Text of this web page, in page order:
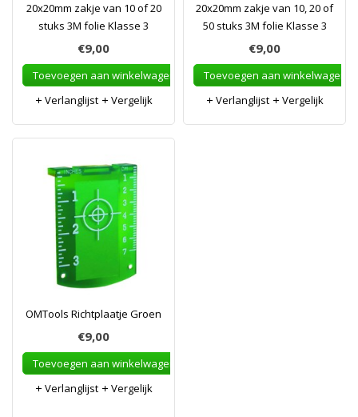
20x20mm zakje van 10 of 20
stuks 3M folie Klasse 3
€9,00
Toevoegen aan winkelwagen
Verlanglijst
Vergelijk
20x20mm zakje van 10, 20 of
50 stuks 3M folie Klasse 3
€9,00
Toevoegen aan winkelwagen
Verlanglijst
Vergelijk
OMTools Richtplaatje Groen
€9,00
Toevoegen aan winkelwagen
Verlanglijst
Vergelijk